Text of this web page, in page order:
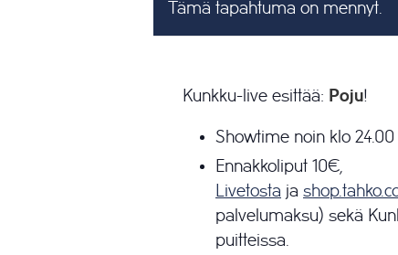
Tämä tapahtuma on mennyt.
Kunkku-live esittää: Poju!
Showtime noin klo 24.00
Ennakkoliput 10€,
Livetosta ja
palvelumaksu) sekä
puitteissa.